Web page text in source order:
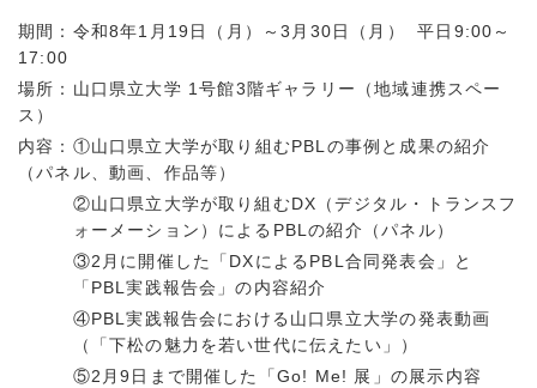
期間：令和8年1月19日（月）～3月30日（月） 平日9:00～
17:00
場所：山口県立大学 1号館3階ギャラリー（地域連携スペー
ス）
内容：①山口県立大学が取り組むPBLの事例と成果の紹介
（パネル、動画、作品等）
②山口県立大学が取り組むDX（デジタル・トランスフ
ォーメーション）によるPBLの紹介（パネル）
③2月に開催した「DXによるPBL合同発表会」と
「PBL実践報告会」の内容紹介
④PBL実践報告会における山口県立大学の発表動画
（「下松の魅力を若い世代に伝えたい」）
⑤2月9日まで開催した「Go! Me! 展」の展示内容